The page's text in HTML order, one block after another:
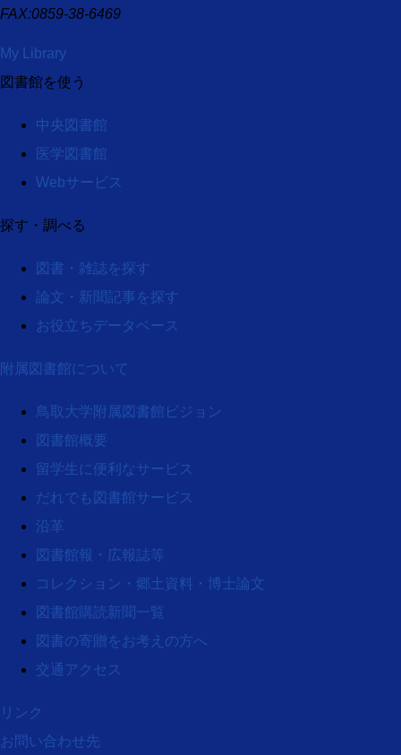
FAX:0859-38-6469
My Library
図書館を使う
中央図書館
医学図書館
Webサービス
探す・調べる
図書・雑誌を探す
論文・新聞記事を探す
お役立ちデータベース
附属図書館について
鳥取大学附属図書館ビジョン
図書館概要
留学生に便利なサービス
だれでも図書館サービス
沿革
図書館報・広報誌等
コレクション・郷土資料・博士論文
図書館購読新聞一覧
図書の寄贈をお考えの方へ
交通アクセス
リンク
お問い合わせ先